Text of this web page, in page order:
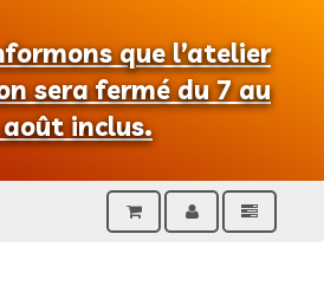
que l’atelier
sera fermé du 7 au
inclus.